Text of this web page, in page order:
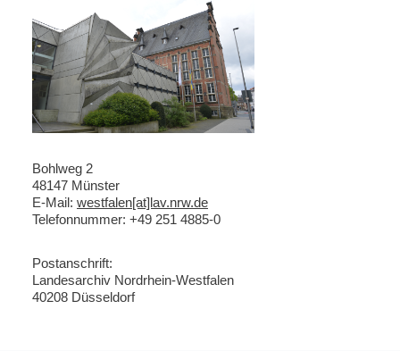
Bohlweg 2
48147 Münster
E-Mail: westfalen[at]lav.nrw.de
Telefonnummer: +49 251 4885-0
Postanschrift:
Landesarchiv Nordrhein-Westfalen
40208 Düsseldorf